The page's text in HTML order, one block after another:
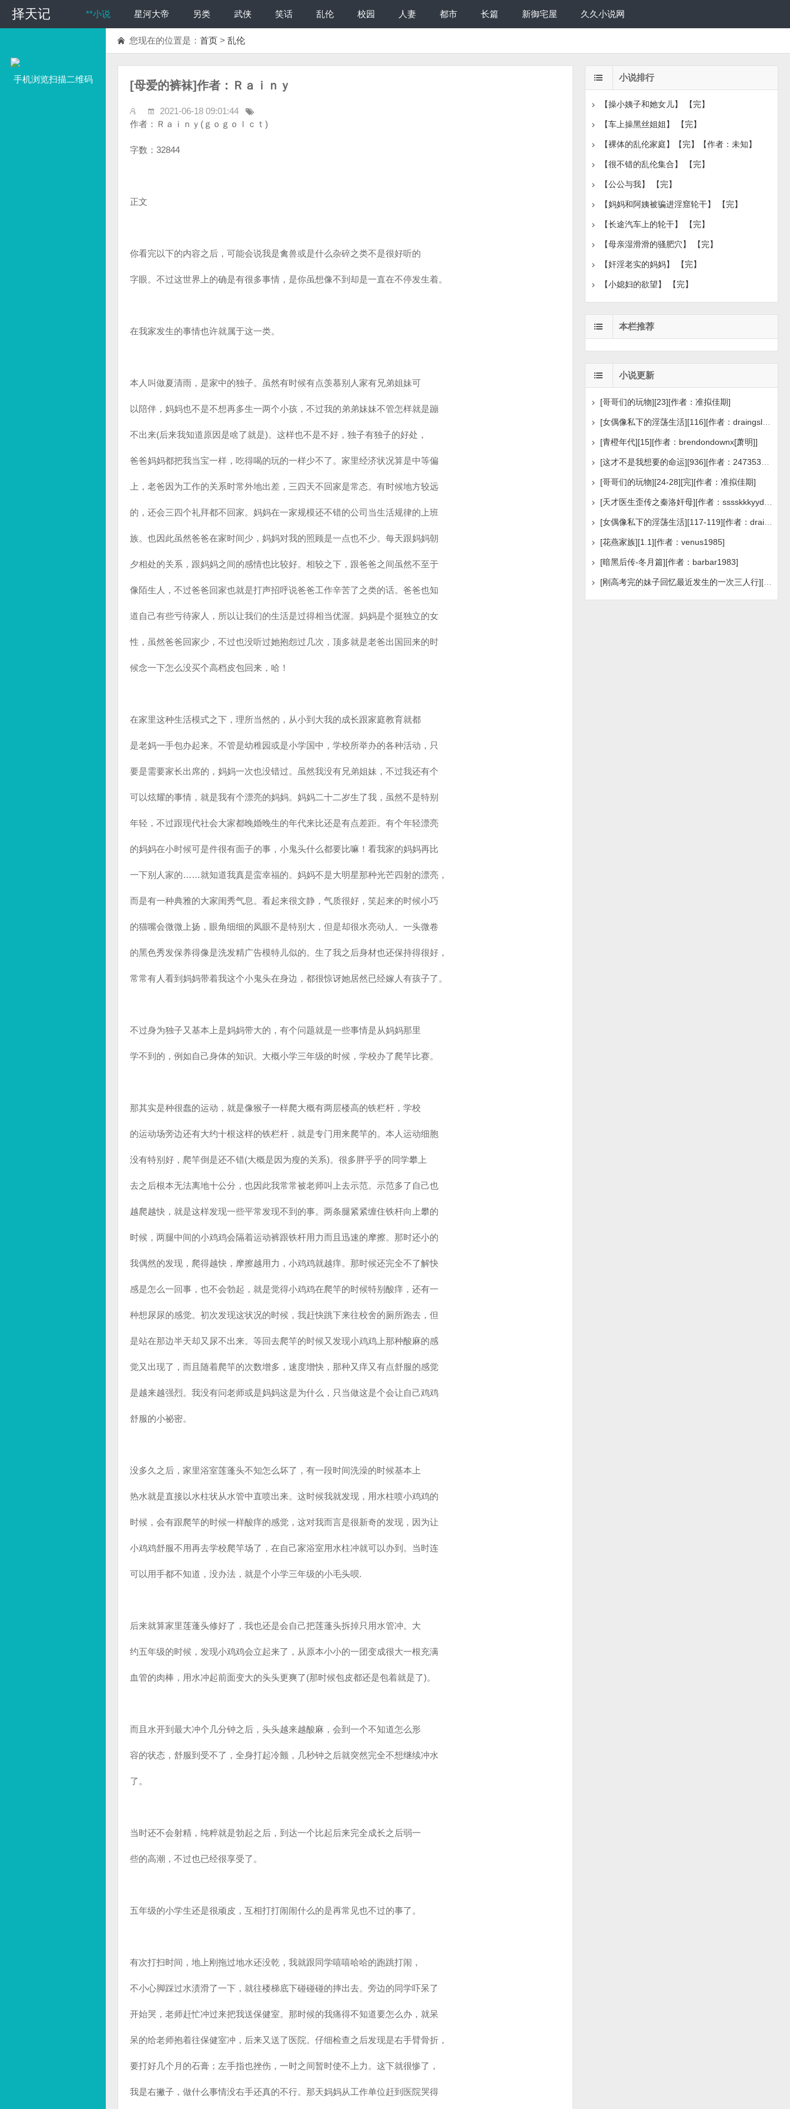
择天记 **小说 星河大帝 另类 武侠 笑话 乱伦 校园 人妻 都市 长篇 新御宅屋 久久小说网
手机浏览扫描二维码
您现在的位置是： 首页 > 乱伦
[母爱的裤袜]作者：Ｒａｉｎｙ
2021-06-18 09:01:44
作者：Ｒａｉｎｙ(ｇｏｇｏｌｃｔ)
字数：32844
正文
你看完以下的内容之后，可能会说我是禽兽或是什么杂碎之类不是很好听的
字眼。不过这世界上的确是有很多事情，是你虽想像不到却是一直在不停发生着。
在我家发生的事情也许就属于这一类。
本人叫做夏清雨，是家中的独子。虽然有时候有点羡慕别人家有兄弟姐妹可
以陪伴，妈妈也不是不想再多生一两个小孩，不过我的弟弟妹妹不管怎样就是蹦
不出来(后来我知道原因是啥了就是)。这样也不是不好，独子有独子的好处，
爸爸妈妈都把我当宝一样，吃得喝的玩的一样少不了。家里经济状况算是中等偏
上，老爸因为工作的关系时常外地出差，三四天不回家是常态。有时候地方较远
的，还会三四个礼拜都不回家。妈妈在一家规模还不错的公司当生活规律的上班
族。也因此虽然爸爸在家时间少，妈妈对我的照顾是一点也不少。每天跟妈妈朝
夕相处的关系，跟妈妈之间的感情也比较好。相较之下，跟爸爸之间虽然不至于
像陌生人，不过爸爸回家也就是打声招呼说爸爸工作辛苦了之类的话。爸爸也知
道自己有些亏待家人，所以让我们的生活是过得相当优渥。妈妈是个挺独立的女
性，虽然爸爸回家少，不过也没听过她抱怨过几次，顶多就是老爸出国回来的时
候念一下怎么没买个高档皮包回来，哈！
在家里这种生活模式之下，理所当然的，从小到大我的成长跟家庭教育就都
是老妈一手包办起来。不管是幼稚园或是小学国中，学校所举办的各种活动，只
要是需要家长出席的，妈妈一次也没错过。虽然我没有兄弟姐妹，不过我还有个
可以炫耀的事情，就是我有个漂亮的妈妈。妈妈二十二岁生了我，虽然不是特别
年轻，不过跟现代社会大家都晚婚晚生的年代来比还是有点差距。有个年轻漂亮
的妈妈在小时候可是件很有面子的事，小鬼头什么都要比嘛！看我家的妈妈再比
一下别人家的……就知道我真是蛮幸福的。妈妈不是大明星那种光芒四射的漂亮，
而是有一种典雅的大家闺秀气息。看起来很文静，气质很好，笑起来的时候小巧
的猫嘴会微微上扬，眼角细细的凤眼不是特别大，但是却很水亮动人。一头微卷
的黑色秀发保养得像是洗发精广告模特儿似的。生了我之后身材也还保持得很好，
常常有人看到妈妈带着我这个小鬼头在身边，都很惊讶她居然已经嫁人有孩子了。
不过身为独子又基本上是妈妈带大的，有个问题就是一些事情是从妈妈那里
学不到的，例如自己身体的知识。大概小学三年级的时候，学校办了爬竿比赛。
那其实是种很蠢的运动，就是像猴子一样爬大概有两层楼高的铁栏杆，学校
的运动场旁边还有大约十根这样的铁栏杆，就是专门用来爬竿的。本人运动细胞
没有特别好，爬竿倒是还不错(大概是因为瘦的关系)。很多胖乎乎的同学攀上
去之后根本无法离地十公分，也因此我常常被老师叫上去示范。示范多了自己也
越爬越快，就是这样发现一些平常发现不到的事。两条腿紧紧缠住铁杆向上攀的
时候，两腿中间的小鸡鸡会隔着运动裤跟铁杆用力而且迅速的摩擦。那时还小的
我偶然的发现，爬得越快，摩擦越用力，小鸡鸡就越痒。那时候还完全不了解快
感是怎么一回事，也不会勃起，就是觉得小鸡鸡在爬竿的时候特别酸痒，还有一
种想尿尿的感觉。初次发现这状况的时候，我赶快跳下来往校舍的厕所跑去，但
是站在那边半天却又尿不出来。等回去爬竿的时候又发现小鸡鸡上那种酸麻的感
觉又出现了，而且随着爬竿的次数增多，速度增快，那种又痒又有点舒服的感觉
是越来越强烈。我没有问老师或是妈妈这是为什么，只当做这是个会让自己鸡鸡
舒服的小祕密。
没多久之后，家里浴室莲蓬头不知怎么坏了，有一段时间洗澡的时候基本上
热水就是直接以水柱状从水管中直喷出来。这时候我就发现，用水柱喷小鸡鸡的
时候，会有跟爬竿的时候一样酸痒的感觉，这对我而言是很新奇的发现，因为让
小鸡鸡舒服不用再去学校爬竿场了，在自己家浴室用水柱冲就可以办到。当时连
可以用手都不知道，没办法，就是个小学三年级的小毛头呗.
后来就算家里莲蓬头修好了，我也还是会自己把莲蓬头拆掉只用水管冲。大
约五年级的时候，发现小鸡鸡会立起来了，从原本小小的一团变成很大一根充满
血管的肉棒，用水冲起前面变大的头头更爽了(那时候包皮都还是包着就是了)。
而且水开到最大冲个几分钟之后，头头越来越酸麻，会到一个不知道怎么形
容的状态，舒服到受不了，全身打起冷颤，几秒钟之后就突然完全不想继续冲水
了。
当时还不会射精，纯粹就是勃起之后，到达一个比起后来完全成长之后弱一
些的高潮，不过也已经很享受了。
五年级的小学生还是很顽皮，互相打打闹闹什么的是再常见也不过的事了。
有次打扫时间，地上刚拖过地水还没乾，我就跟同学嘻嘻哈哈的跑跳打闹，
不小心脚踩过水渍滑了一下，就往楼梯底下碰碰碰的摔出去。旁边的同学吓呆了
开始哭，老师赶忙冲过来把我送保健室。那时候的我痛得不知道要怎么办，就呆
呆的给老师抱着往保健室冲，后来又送了医院。仔细检查之后发现是右手臂骨折，
要打好几个月的石膏；左手指也挫伤，一时之间暂时使不上力。这下就很惨了，
我是右撇子，做什么事情没右手还真的不行。那天妈妈从工作单位赶到医院哭得
小说排行
【操小姨子和她女儿】 【完】
【车上操黑丝姐姐】 【完】
【裸体的乱伦家庭】【完】【作者：未知】
【很不错的乱伦集合】 【完】
【公公与我】 【完】
【妈妈和阿姨被骗进淫窟轮干】 【完】
【长途汽车上的轮干】 【完】
【母亲湿滑滑的骚肥穴】 【完】
【奸淫老实的妈妈】 【完】
【小媳妇的欲望】 【完】
本栏推荐
小说更新
[哥哥们的玩物][23][作者：准拟佳期]
[女偶像私下的淫荡生活][116][作者：draingslee]
[青橙年代][15][作者：brendondownx[萧明]]
[哥哥们的玩物][24-28][完][作者：准拟佳期]
[女偶像私下的淫荡生活][117-119][作者：draingslee]
[花燕家族][1.1][作者：venus1985]
[暗黑后传-冬月篇][作者：barbar1983]
[刚高考完的妹子回忆最近发生的一次三人行][作者：不详]